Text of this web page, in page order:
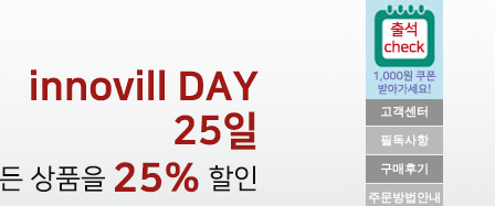
고객센터
필독사항
구매후기
주문방법안내